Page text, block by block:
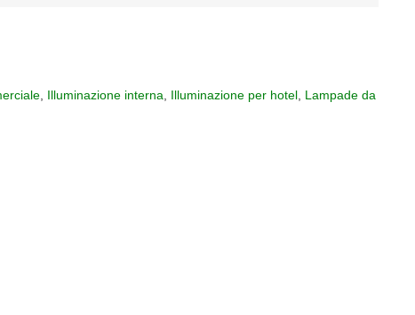
, Illuminazione interna Illuminazione per hotel, Lampade da